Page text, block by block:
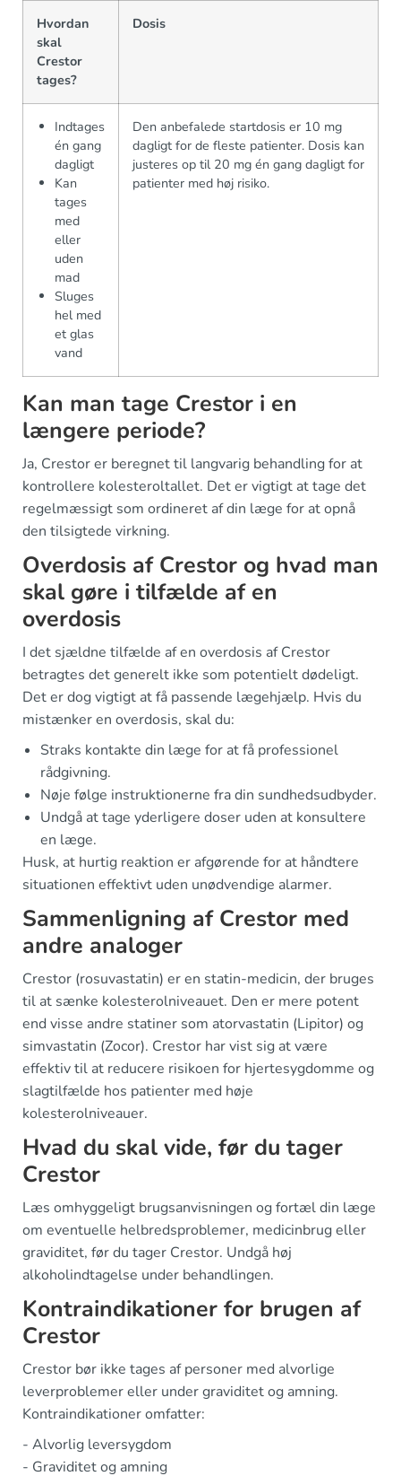
Hvordan
skal
Crestor
tages?
Dosis
Indtages
én gang
dagligt
Kan
tages
med
eller
uden
mad
Sluges
hel med
et glas
vand
Den anbefalede startdosis er 10 mg
dagligt for de fleste patienter. Dosis kan
justeres op til 20 mg én gang dagligt for
patienter med høj risiko.
Kan man tage Crestor i en
længere periode?
Ja, Crestor er beregnet til langvarig behandling for at
kontrollere kolesteroltallet. Det er vigtigt at tage det
regelmæssigt som ordineret af din læge for at opnå
den tilsigtede virkning.
Overdosis af Crestor og hvad man
skal gøre i tilfælde af en
overdosis
I det sjældne tilfælde af en overdosis af Crestor
betragtes det generelt ikke som potentielt dødeligt.
Det er dog vigtigt at få passende lægehjælp. Hvis du
mistænker en overdosis, skal du:
Straks kontakte din læge for at få professionel
rådgivning.
Nøje følge instruktionerne fra din sundhedsudbyder.
Undgå at tage yderligere doser uden at konsultere
en læge.
Husk, at hurtig reaktion er afgørende for at håndtere
situationen effektivt uden unødvendige alarmer.
Sammenligning af Crestor med
andre analoger
Crestor (rosuvastatin) er en statin-medicin, der bruges
til at sænke kolesterolniveauet. Den er mere potent
end visse andre statiner som atorvastatin (Lipitor) og
simvastatin (Zocor). Crestor har vist sig at være
effektiv til at reducere risikoen for hjertesygdomme og
slagtilfælde hos patienter med høje
kolesterolniveauer.
Hvad du skal vide, før du tager
Crestor
Læs omhyggeligt brugsanvisningen og fortæl din læge
om eventuelle helbredsproblemer, medicinbrug eller
graviditet, før du tager Crestor. Undgå høj
alkoholindtagelse under behandlingen.
Kontraindikationer for brugen af
Crestor
Crestor bør ikke tages af personer med alvorlige
leverproblemer eller under graviditet og amning.
Kontraindikationer omfatter:
- Alvorlig leversygdom
- Graviditet og amning